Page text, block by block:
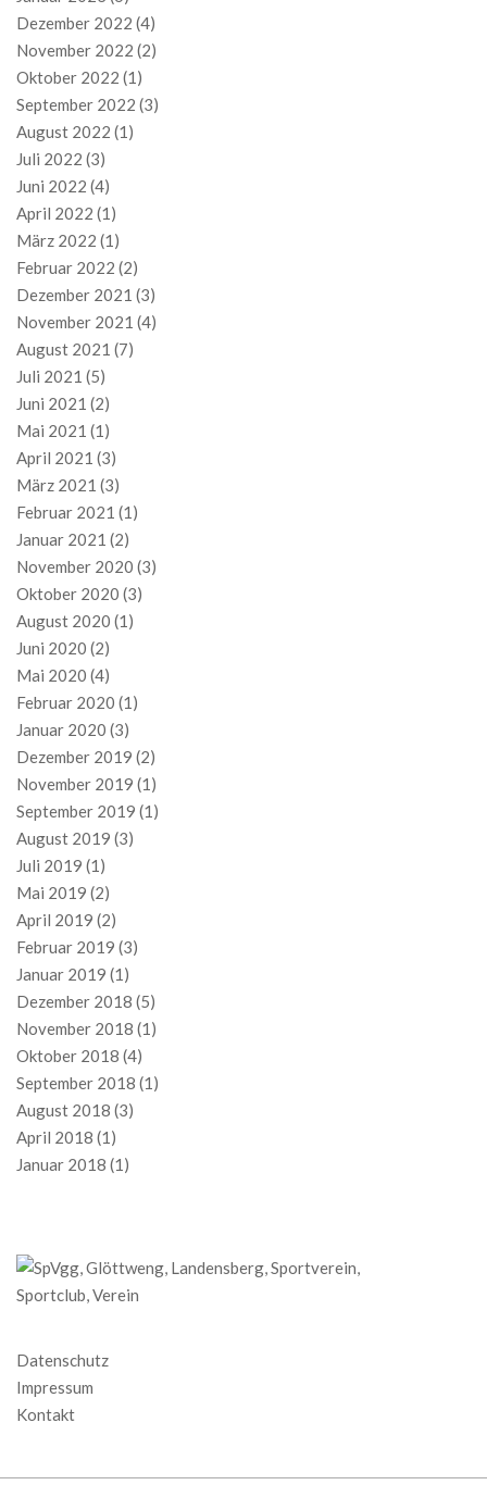
Dezember 2022 (4)
November 2022 (2)
Oktober 2022 (1)
September 2022 (3)
August 2022 (1)
Juli 2022 (3)
Juni 2022 (4)
April 2022 (1)
März 2022 (1)
Februar 2022 (2)
Dezember 2021 (3)
November 2021 (4)
August 2021 (7)
Juli 2021 (5)
Juni 2021 (2)
Mai 2021 (1)
April 2021 (3)
März 2021 (3)
Februar 2021 (1)
Januar 2021 (2)
November 2020 (3)
Oktober 2020 (3)
August 2020 (1)
Juni 2020 (2)
Mai 2020 (4)
Februar 2020 (1)
Januar 2020 (3)
Dezember 2019 (2)
November 2019 (1)
September 2019 (1)
August 2019 (3)
Juli 2019 (1)
Mai 2019 (2)
April 2019 (2)
Februar 2019 (3)
Januar 2019 (1)
Dezember 2018 (5)
November 2018 (1)
Oktober 2018 (4)
September 2018 (1)
August 2018 (3)
April 2018 (1)
Januar 2018 (1)
Datenschutz
Impressum
Kontakt